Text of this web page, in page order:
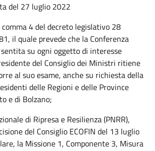
del 27 luglio 2022
comma 4 del decreto legislativo 28
il quale prevede che la Conferenza
su ogni oggetto di interesse
del Consiglio dei Ministri ritiene
al suo esame, anche su richiesta della
delle Regioni e delle Province
e di Bolzano;
di Ripresa e Resilienza (PNRR),
del Consiglio ECOFIN del 13 luglio
la Missione 1, Componente 3, Misura